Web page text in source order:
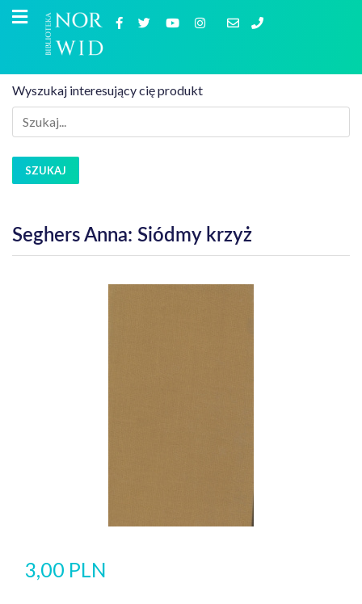
Wyszukaj interesujący cię produkt
SZUKAJ
Seghers Anna: Siódmy krzyż
3,00 PLN